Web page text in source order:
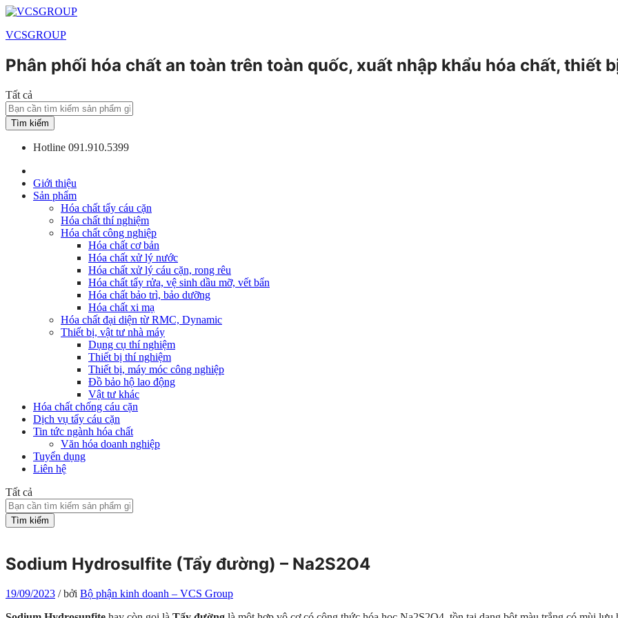
VCSGROUP
Phân phối hóa chất an toàn trên toàn quốc, xuất nhập khẩu hóa chất, thiết
Tất cả
Tìm kiếm
Hotline 091.910.5399
Giới thiệu
Sản phẩm
Hóa chất tẩy cáu cặn
Hóa chất thí nghiệm
Hóa chất công nghiệp
Hóa chất cơ bản
Hóa chất xử lý nước
Hóa chất xử lý cáu cặn, rong rêu
Hóa chất tẩy rửa, vệ sinh dầu mỡ, vết bẩn
Hóa chất bảo trì, bảo dưỡng
Hóa chất xi mạ
Hóa chất đại diện từ RMC, Dynamic
Thiết bị, vật tư nhà máy
Dụng cụ thí nghiệm
Thiết bị thí nghiệm
Thiết bị, máy móc công nghiệp
Đồ bảo hộ lao động
Vật tư khác
Hóa chất chống cáu cặn
Dịch vụ tẩy cáu cặn
Tin tức ngành hóa chất
Văn hóa doanh nghiệp
Tuyển dụng
Liên hệ
Tất cả
Tìm kiếm
Sodium Hydrosulfite (Tẩy đường) – Na2S2O4
19/09/2023 /bởi Bộ phận kinh doanh – VCS Group